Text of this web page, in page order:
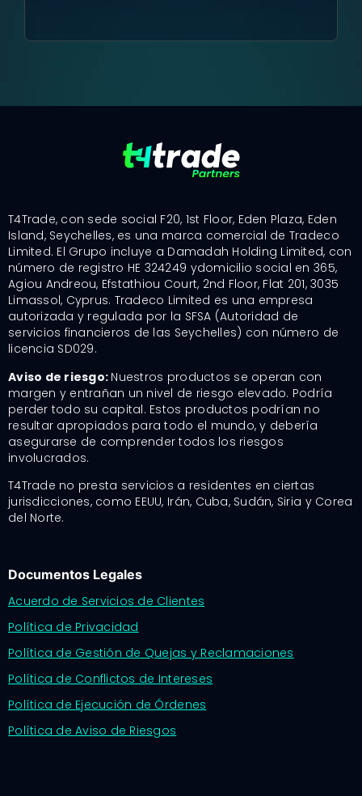
T4Trade, con sede social F20, 1st Floor, Eden Plaza, Eden
Island, Seychelles, es una marca comercial de Tradeco
Limited. El Grupo incluye a Damadah Holding Limited, con
número de registro HE 324249 ydomicilio social en 365,
Agiou Andreou, Efstathiou Court, 2nd Floor, Flat 201, 3035
Limassol, Cyprus. Tradeco Limited es una empresa
autorizada y regulada por la SFSA (Autoridad de
servicios financieros de las Seychelles) con número de
licencia SD029.
Aviso de riesgo: Nuestros productos se operan con
margen y entrañan un nivel de riesgo elevado. Podría
perder todo su capital. Estos productos podrían no
resultar apropiados para todo el mundo, y debería
asegurarse de comprender todos los riesgos
involucrados.
T4Trade no presta servicios a residentes en ciertas
jurisdicciones, como EEUU, Irán, Cuba, Sudán, Siria y Corea
del Norte.
Documentos Legales
Acuerdo de Servicios de Clientes
Política de Privacidad
Política de Gestión de Quejas y Reclamaciones
Política de Conflictos de Intereses
Política de Ejecución de Órdenes
Política de Aviso de Riesgos